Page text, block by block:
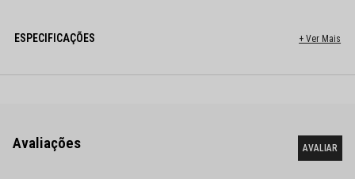
ESPECIFICAÇÕES